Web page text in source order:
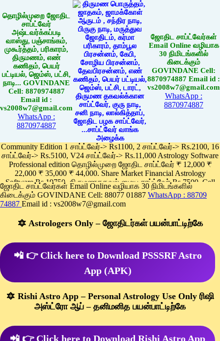
தொழில்முறை ஜோதிட
சாப்ட்வேர்
அஷ்டவர்க்கப்படி
வாஸ்து, பஞ்சாங்கம்,
முகூர்த்தம், பரிகாரம்,
திருமணம், எண்
கணிதம், பெயர்
பட்டியல், ஜெம்ஸ், பட்சி,
நாடி... GOVINDANE
Cell: 8870974887
Email id :
vs2008w7@gmail.com
WhatsApp :
8870974887
ஜோதிட சாப்ட்வேர்கள்
Email Online வழியாக
30 நிமிடங்களில்
கிடைக்கும்
GOVINDANE Cell:
8870974887 Email id :
vs2008w7@gmail.com
WhatsApp :
8870974887
Community Edition 1 சாப்ட்வேர்-> Rs1100, 2 சாப்ட்வேர்-> Rs.2100, 16
சாப்ட்வேர்-> Rs.5100, V24 சாப்ட்வேர்-> Rs.11,000 Astrology Software
Professional edition தொழில்முறை ஜோதிட சாப்ட்வேர் ₹ 12,000 ₹
22,000 ₹ 35,000 ₹ 44,000. Share Market Financial Astrology
Software Rs.19750, திருமணதகவல் மைய சாப்ட்வேர் Rs.7500, Cell
Phone App Rs. 1100
Pay online
ஜோதிட சாப்ட்வேர்கள் Email Online வழியாக 30 நிமிடங்களில்
கிடைக்கும் GOVINDANE Cell: 88077 01887 WhatsApp : 88709
74887 Email id : vs2008w7@gmail.com
🔯 Astrologers Only – ஜோதிடர்கள் பயன்பாட்டிற்கே
📲 👉 Click here to Download PSSSRF Astro
App (APK)
🔯 Rishi Astro App – Personal Astrology Use Only ரிஷி
அஸ்ட்ரோ ஆப் – தனிமனித பயன்பாட்டிற்கே
📲 👉 Click here to Download Rishi Astro App